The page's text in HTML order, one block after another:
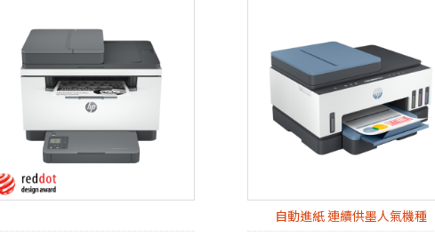
自動進紙 連續供墨人氣機種